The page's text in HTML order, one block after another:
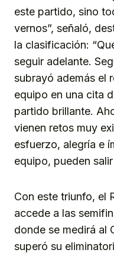
este partido, sino
vernos”, señaló,
la clasificación:
seguir adelante.
subrayó además el
equipo en una cita
partido brillante.
vienen retos muy
esfuerzo, alegría e
equipo, pueden
Con este triunfo, el
accede a las
donde se medirá al
superó su